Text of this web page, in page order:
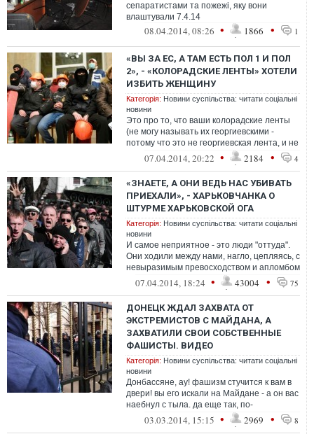
сепаратистами та пожежі, яку вони
влаштували 7.4.14
08.04.2014, 08:26 • 1866 • 1
«ВЫ ЗА ЕС, А ТАМ ЕСТЬ ПОЛ 1 И ПОЛ
2», - «КОЛОРАДСКИЕ ЛЕНТЫ» ХОТЕЛИ
ИЗБИТЬ ЖЕНЩИНУ
Категорія: Новини суспільства: читати соціальні
новини
Это про то, что ваши колорадские ленты
(не могу называть их георгиевскими -
потому что это не георгиевская лента, и не
могу назвать их гвардейскими - ...
07.04.2014, 20:22 • 2184 • 4
«ЗНАЕТЕ, А ОНИ ВЕДЬ НАС УБИВАТЬ
ПРИЕХАЛИ», - ХАРЬКОВЧАНКА О
ШТУРМЕ ХАРЬКОВСКОЙ ОГА
Категорія: Новини суспільства: читати соціальні
новини
И самое неприятное - это люди "оттуда".
Они ходили между нами, нагло, цепляясь, с
невыразимым превосходством и апломбом
пытаясь что-то доказать нам, г...
07.04.2014, 18:24 • 43004 • 75
ДОНЕЦК ЖДАЛ ЗАХВАТА ОТ
ЭКСТРЕМИСТОВ С МАЙДАНА, А
ЗАХВАТИЛИ СВОИ СОБСТВЕННЫЕ
ФАШИСТЫ. ВИДЕО
Категорія: Новини суспільства: читати соціальні
новини
Донбассяне, ау! фашизм стучится к вам в
двери! вы его искали на Майдане - а он вас
наебнул с тыла. да еще так, по-
истфаковски.
03.03.2014, 15:15 • 2969 • 8